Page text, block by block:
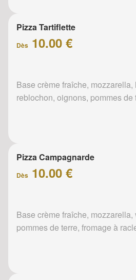
Pizza Tartiflette
Dès 10.00 €
Base crème fraîche,
reblochon, oignons, pommes de
Pizza Campagnarde
Dès 10.00 €
Base crème fraîche,
pommes de terre, fromage à